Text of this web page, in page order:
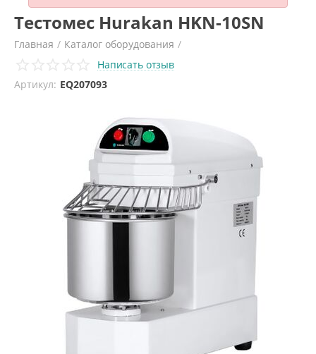
Тестомес Hurakan HKN-10SN
Главная / Каталог оборудования /
Хлебопекарное и кондитерское оборудование
Тестомесы / Hurakan
Написать отзыв
Артикул: EQ207093